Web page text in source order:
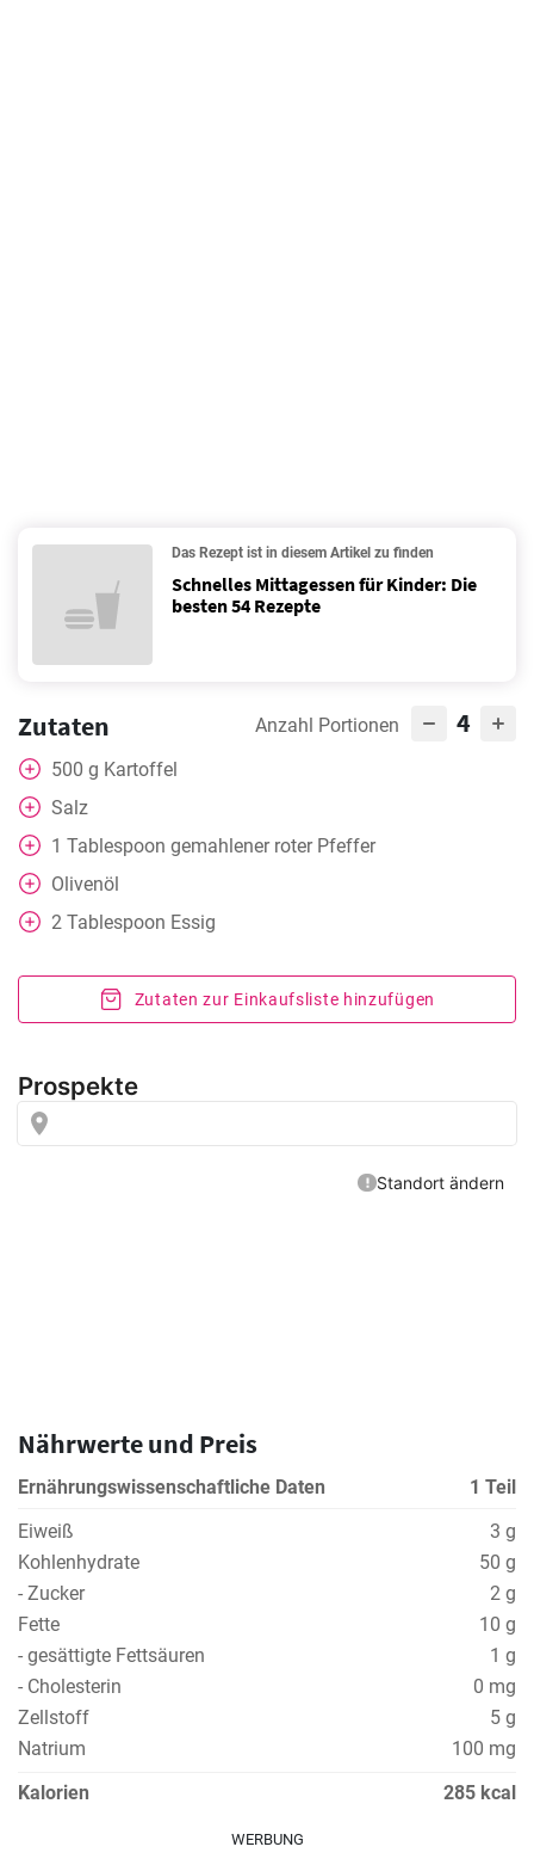
Das Rezept ist in diesem Artikel zu finden
Schnelles Mittagessen für Kinder: Die
besten 54 Rezepte
Zutaten Anzahl Portionen 4
500 g Kartoffel
Salz
1 Tablespoon gemahlener roter Pfeffer
Olivenöl
2 Tablespoon Essig
Zutaten zur Einkaufsliste hinzufügen
Nährwerte und Preis
Ernährungswissenschaftliche Daten
1 Teil
Eiweiß
3 g
Kohlenhydrate
50 g
- Zucker
2 g
Fette
10 g
- gesättigte Fettsäuren
1 g
- Cholesterin
0 mg
Zellstoff
5 g
Natrium
100 mg
Kalorien
285 kcal
WERBUNG